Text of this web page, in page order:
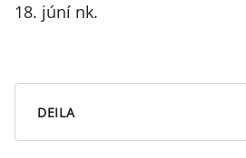
18. júní nk.
DEILA